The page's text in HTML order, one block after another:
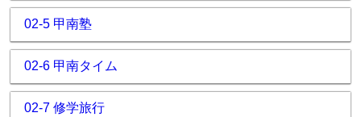
02-5 甲南塾
02-6 甲南タイム
02-7 修学旅行